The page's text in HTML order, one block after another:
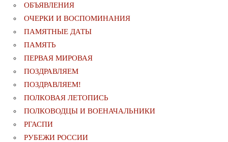
ОБЪЯВЛЕНИЯ
ОЧЕРКИ И ВОСПОМИНАНИЯ
ПАМЯТНЫЕ ДАТЫ
ПАМЯТЬ
ПЕРВАЯ МИРОВАЯ
ПОЗДРАВЛЯЕМ
ПОЗДРАВЛЯЕМ!
ПОЛКОВАЯ ЛЕТОПИСЬ
ПОЛКОВОДЦЫ И ВОЕНАЧАЛЬНИКИ
РГАСПИ
РУБЕЖИ РОССИИ